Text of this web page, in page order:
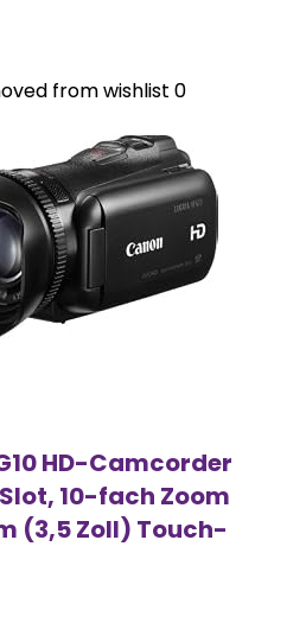
from wishlist 0
HD-Camcorder
10-fach Zoom
(3,5 Zoll) Touch-
from wishlist 0